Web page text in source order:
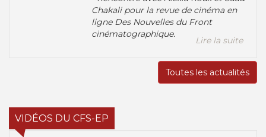
Chakali pour la revue de cinéma en
ligne Des Nouvelles du Front
cinématographique.
Lire la suite
Toutes les actualités
VIDÉOS DU CFS-EP